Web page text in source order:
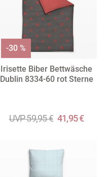
Irisette Biber Bettwäsche
Dublin 8334-60 rot Sterne
UVP 59,95 € 41,95 €
-30 %